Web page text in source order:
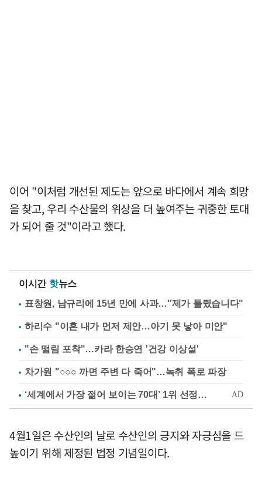
이어 "이처럼 개선된 제도는 앞으로 바다에서 계속 희망
을 찾고, 우리 수산물의 위상을 더 높여주는 귀중한 토대
가 되어 줄 것"이라고 했다.
이시간 핫뉴스
표창원, 남규리에 15년 만에 사과…"제가 틀렸습니다"
하리수 "이혼 내가 먼저 제안…아기 못 낳아 미안"
"손 떨림 포착"…카라 한승연 '건강 이상설'
차가원 "○○○ 까면 주변 다 죽어"…녹취 폭로 파장
4월1일은 수산인의 날로 수산인의 긍지와 자긍심을 드
높이기 위해 제정된 법정 기념일이다.